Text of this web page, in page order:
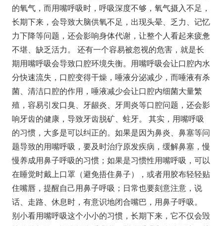
的氧气，而用嘴呼吸时，呼吸深度不够，氧气摄入不足，
长期下来，会导致大脑供氧不足，出现头晕、乏力、记忆
力下降等问题，还会影响身体代谢，让整个人看起来疲惫
不堪、缺乏活力。 还有一个容易被忽视的危害，就是长
期用嘴呼吸会导致口腔环境失衡。用嘴呼吸会让口腔内水
分快速流失，口腔变得干燥，唾液分泌减少，而唾液有杀
菌、清洁口腔的作用，唾液减少会让口腔内细菌大量繁
殖，容易引发口臭、牙龈炎、牙周炎等口腔问题，还会影
响牙齿的健康，导致牙齿脱矿、蛀牙。 其实，用嘴呼吸
的习惯，大多是可以纠正的。如果是因为鼻炎、鼻塞等问
题导致的用嘴呼吸，要及时治疗原发疾病，缓解鼻塞，慢
慢养成用鼻子呼吸的习惯；如果是习惯性用嘴呼吸，可以
在睡觉时戴上口罩（避免捂住鼻子），或者用胶布轻轻贴
住嘴唇，提醒自己用鼻子呼吸；日常也要刻意注意，说
话、走路、休息时，有意识地闭合嘴巴，用鼻子呼吸。
别小看用嘴呼吸这个小小的习惯，长期下来，它不仅会毁